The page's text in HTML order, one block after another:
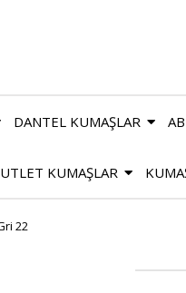
DANTEL KUMAŞLAR
KUMAŞLAR
22